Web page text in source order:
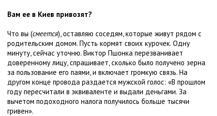
Вам ее в Киев привозят?
Что вы (смеется), оставляю соседям, которые живут рядом с
родительским домом. Пусть кормят своих курочек. Одну
минуту, сейчас уточню. Виктор Пшонка перезванивает
доверенному лицу, спрашивает, сколько было получено зерна
за пользование его паями, и включает громкую связь. На
другом конце провода раздается мужской голос: «В прошлом
году пересчитали в эквиваленте и выдали деньгами. За
вычетом подоходного налога получилось больше тысячи
гривен».